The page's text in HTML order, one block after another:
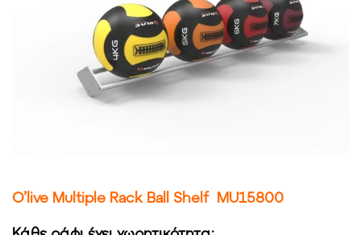
O’live Multiple Rack Ball Shelf MU15800